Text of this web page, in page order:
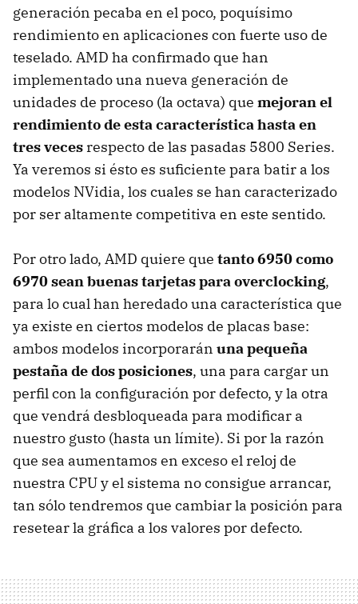
generación pecaba en el poco, poquísimo
rendimiento en aplicaciones con fuerte uso de
teselado. AMD ha confirmado que han
implementado una nueva generación de
unidades de proceso (la octava) que mejoran el
rendimiento de esta característica hasta en
tres veces respecto de las pasadas 5800 Series.
Ya veremos si ésto es suficiente para batir a los
modelos NVidia, los cuales se han caracterizado
por ser altamente competitiva en este sentido.
Por otro lado, AMD quiere que tanto 6950 como
6970 sean buenas tarjetas para overclocking,
para lo cual han heredado una característica que
ya existe en ciertos modelos de placas base:
ambos modelos incorporarán una pequeña
pestaña de dos posiciones, una para cargar un
perfil con la configuración por defecto, y la otra
que vendrá desbloqueada para modificar a
nuestro gusto (hasta un límite). Si por la razón
que sea aumentamos en exceso el reloj de
nuestra CPUy el sistema no consigue arrancar,
tan sólo tendremos que cambiar la posición para
resetear la gráfica a los valores por defecto.